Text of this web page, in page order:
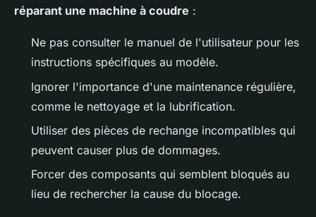
réparant une machine à coudre :
Ne pas consulter le manuel de l'utilisateur pour les
instructions spécifiques au modèle.
Ignorer l'importance d'une maintenance régulière,
comme le nettoyage et la lubrification.
Utiliser des pièces de rechange incompatibles qui
peuvent causer plus de dommages.
Forcer des composants qui semblent bloqués au
lieu de rechercher la cause du blocage.